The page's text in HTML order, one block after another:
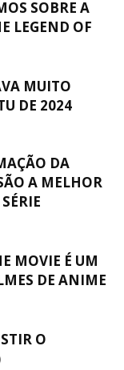
SOBRE A
LEGEND OF
MUITO
DE 2024
DA
A MELHOR
MOVIE É UM
DE ANIME
O